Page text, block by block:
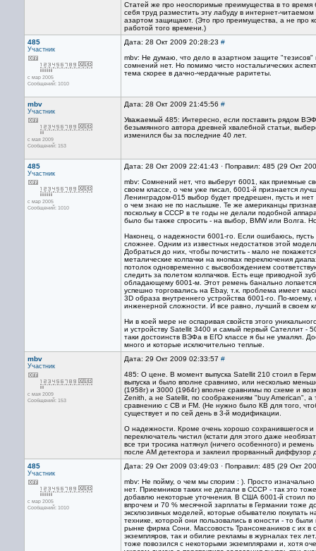
Статей же про неоспоримые преимущества в то время
себя труд разместить эту лабуду в интернет-
азартом защищают. (Это про преимущества, а не про
работой того времени.)
485
Участник
с мар 2005
Сообщений: 1010
Дата: 28 Окт 2009 20:28:23 #
mbv: Не думаю, что дело в азартном защите
сомнений нет. Но помимо чисто ностальгических
тема скорее в дачно-чердачные раритеты.
mbv
Участник
с мая 2009
Сообщений: 153
Дата: 28 Окт 2009 21:45:56 #
Уважаемый 485: Интересно, если поставить рядом
безымянного автора древней хвалебной статьи,
изменился бы за последние 40 лет.
485
Участник
с мар 2005
Сообщений: 1010
Дата: 28 Окт 2009 22:41:43 · Поправил: 485 (29 Окт
mbv: Сомнений нет, что выберут 6001, как приемные
своем классе, о чем уже писал, 6001-й признается
Ленинградом-015 выбор будет предрешен, пусть и
о чем знаю не по наслышке. Те же американцы
поскольку в СССР в те годы не делали подобной
было бы также спросить - на выбор, BMW или Волга.
Наконец, о надежности 6001-го. Если ошибаюсь,
сложнее. Одним из известных недостатков этой
Добраться до них, чтобы почистить - мало не
металические колпачки на кнопках переключения
потолок одновременно с высвобождением
следить за полетом колпачков. Есть еще приводной
обладающему 6001-м. Этот ремень банально
успешно торговались на Ebay, т.к. проблема имеет
3D образа внутреннего устройства 6001-го. По-
инженерной сложности. И все равно, лучший в своем
Ни в коей мере не оспаривая свойств этого
и устройству Satellit 3400 и самый первый Сателлит -
таки достоинств ВЭФа в ЕГО классе я бы не умалял.
много и которые исключительно теплые.
mbv
Участник
с мая 2009
Сообщений: 153
Дата: 29 Окт 2009 02:33:57 #
485: О цене. В момент выпуска Satellit 210 стоил в
выпуска и было вполне сравнимо, или несколько
(1958г) и 3000 (1964г) вполне сравнимы по схеме и
Zenith, а не Satellit, по соображениям "buy American",
сравнению с СВ и FM. (Не нужно было КВ для того,
существует и по сей день в 3-й модификации.
О надежности. Кроме очень хорошо сохранившегося и
переключатель чистил (кстати для этого даже
все три тросика натянул (ничего особенного) и
после АМ детектора и заклеил прорванный диффузор
485
Участник
с мар 2005
Сообщений: 1010
Дата: 29 Окт 2009 03:49:03 · Поправил: 485 (29 Окт
mbv: Не пойму, о чем мы спорим : ). Просто
нет. Приемников таких не делали в СССР - так это
добавлю некоторые уточнения. В США 6001-й стоил
впрочем и 70 % месячной зарплаты в Германии тоже
эксклюзивных моделей, которые обывателю покупать
технике, которой они пользовались в юности - то
рынке фирма Сони. Массовость Трансокеаников с их
экземпляров, так и обилие рекламы в журналах тех
тоже повозился с некоторыми экземплярами и, хотя